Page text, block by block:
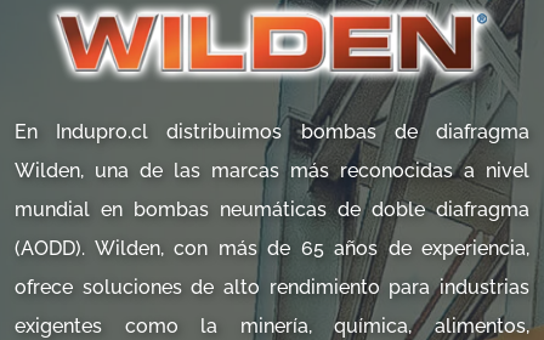
En Indupro.cl distribuimos bombas de diafragma
Wilden, una de las marcas más reconocidas a nivel
mundial en bombas neumáticas de doble diafragma
(AODD). Wilden, con más de 65 años de experiencia,
ofrece soluciones de alto rendimiento para industrias
exigentes como la minería, química, alimentos,